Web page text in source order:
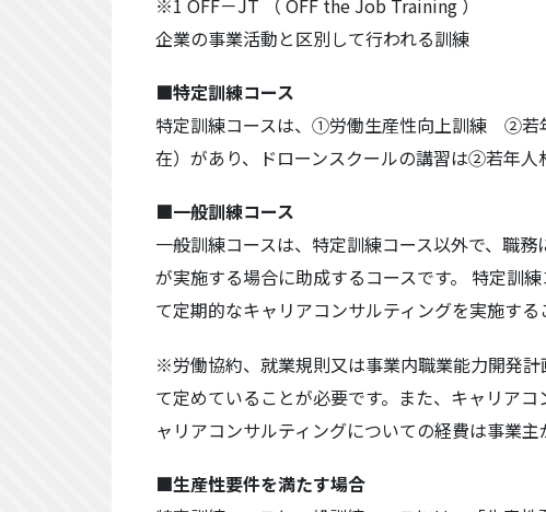
※1 OFF－JT （ OFF the Job Training ）
企業の事業活動と区別して行われる訓練
■特定訓練コース
特定訓練コースは、①労働生産性向上訓練 ②
在）があり、ドローンスクールの講習は②若年人
■一般訓練コース
一般訓練コースは、特定訓練コース以外で、職
が実施する場合に助成するコースです。 特定訓
て定期的なキャリアコンサルティングを実施す
※労働協約、就業規則又は事業内職業能力開発
て定めていることが必要です。また、キャリア
ャリアコンサルティングについての経費は事業主
■生産性要件を満たす場合